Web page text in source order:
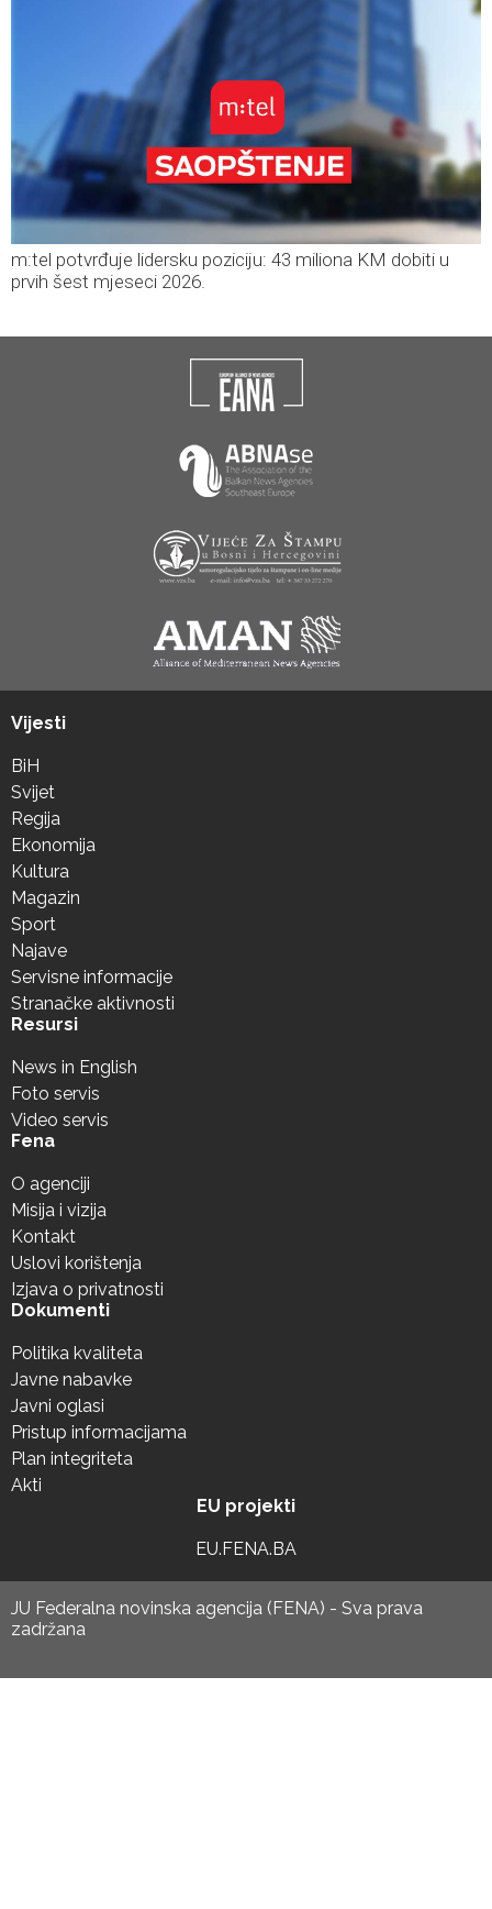
m:tel potvrđuje lidersku poziciju: 43 miliona KM dobiti u
prvih šest mjeseci 2026.
Vijesti
BiH
Svijet
Regija
Ekonomija
Kultura
Magazin
Sport
Najave
Servisne informacije
Stranačke aktivnosti
Resursi
News in English
Foto servis
Video servis
Fena
O agenciji
Misija i vizija
Kontakt
Uslovi korištenja
Izjava o privatnosti
Dokumenti
Politika kvaliteta
Javne nabavke
Javni oglasi
Pristup informacijama
Plan integriteta
Akti
EU projekti
EU.FENA.BA
JU Federalna novinska agencija (FENA) - Sva prava
zadržana